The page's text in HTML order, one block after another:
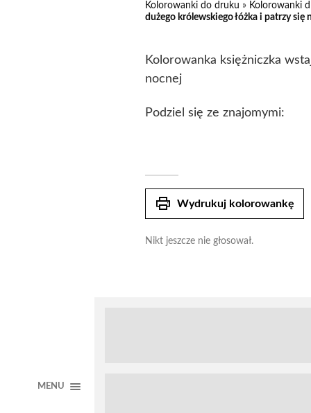
MENU
Kolorowanki do druku » Kolorowanki
dużego królewskiego łóżka i patrzy się
Kolorowanka księżniczka
nocnej
Podziel się ze znajomymi:
print Wydrukuj kolorowankę
Nikt jeszcze nie głosował.